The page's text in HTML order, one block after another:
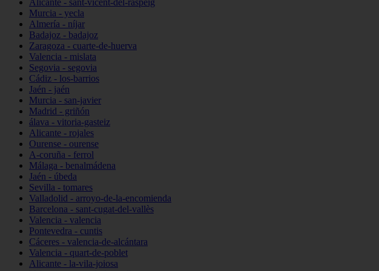
Alicante - sant-vicent-del-raspeig
Murcia - yecla
Almería - níjar
Badajoz - badajoz
Zaragoza - cuarte-de-huerva
Valencia - mislata
Segovia - segovia
Cádiz - los-barrios
Jaén - jaén
Murcia - san-javier
Madrid - griñón
álava - vitoria-gasteiz
Alicante - rojales
Ourense - ourense
A-coruña - ferrol
Málaga - benalmádena
Jaén - úbeda
Sevilla - tomares
Valladolid - arroyo-de-la-encomienda
Barcelona - sant-cugat-del-vallès
Valencia - valencia
Pontevedra - cuntis
Cáceres - valencia-de-alcántara
Valencia - quart-de-poblet
Alicante - la-vila-joiosa